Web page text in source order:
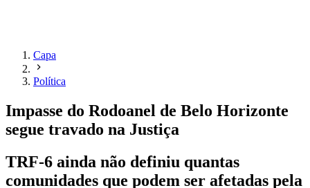
Capa
Política
Impasse do Rodoanel de Belo Horizonte
segue travado na Justiça
TRF-6 ainda não definiu quantas
comunidades que podem ser afetadas pela